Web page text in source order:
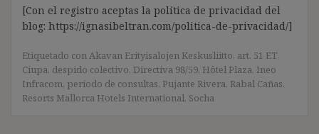
[Con el registro aceptas la política de privacidad del
blog: https://ignasibeltran.com/politica-de-privacidad/]
Etiquetado con Akavan Erityisalojen Keskusliitto, art. 51 ET,
Ciupa, despido colectivo, Directiva 98/59, Hôtel Plaza, Ineo
Infracom, período de consultas, Pujante Rivera, Rabal Cañas,
Resorts Mallorca Hotels International, Socha